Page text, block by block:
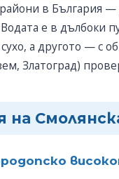
в България
е в дълбоки
а другото — с
Златоград)
на